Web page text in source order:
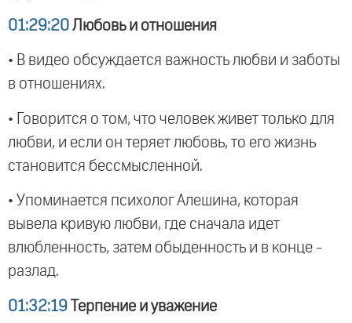
01:29:20 Любовь и отношения
• В видео обсуждается важность любви и заботы
в отношениях.
• Говорится о том, что человек живет только для
любви, и если он теряет любовь, то его жизнь
становится бессмысленной.
• Упоминается психолог Алешина, которая
вывела кривую любви, где сначала идет
влюбленность, затем обыденность и в конце -
разлад.
01:32:19 Терпение и уважение